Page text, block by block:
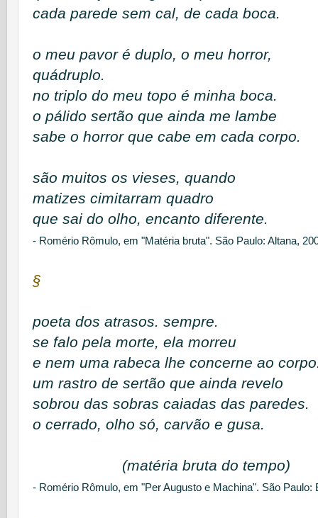
cada parede sem cal, de cada boca.
o meu pavor é duplo, o meu horror,
quádruplo.
no triplo do meu topo é minha boca.
o pálido sertão que ainda me lambe
sabe o horror que cabe em cada corpo.
são muitos os vieses, quando
matizes cimitarram quadro
que sai do olho, encanto diferente.
- Romério Rômulo, em "Matéria bruta". São Paulo: Altana,
§
poeta dos atrasos. sempre.
se falo pela morte, ela morreu
e nem uma rabeca lhe concerne ao
um rastro de sertão que ainda revelo
sobrou das sobras caiadas das paredes.
o cerrado, olho só, carvão e gusa.
(matéria bruta do tempo)
- Romério Rômulo, em "Per Augusto e Machina". São Paulo: